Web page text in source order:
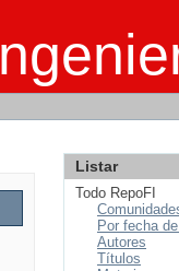
Listar
Todo RepoFI
Por fecha
Autores
Títulos